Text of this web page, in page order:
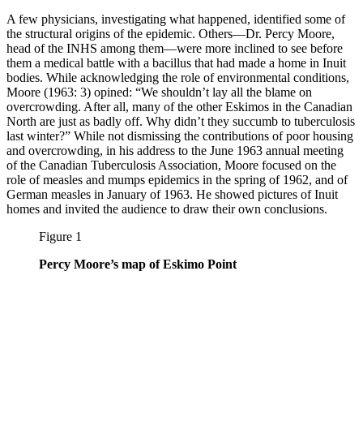
A few physicians, investigating what happened, identified some of
the structural origins of the epidemic. Others—Dr. Percy Moore,
head of the INHS among them—were more inclined to see before
them a medical battle with a bacillus that had made a home in Inuit
bodies. While acknowledging the role of environmental conditions,
Moore (1963: 3) opined: “We shouldn’t lay all the blame on
overcrowding. After all, many of the other Eskimos in the Canadian
North are just as badly off. Why didn’t they succumb to tuberculosis
last winter?” While not dismissing the contributions of poor housing
and overcrowding, in his address to the June 1963 annual meeting
of the Canadian Tuberculosis Association, Moore focused on the
role of measles and mumps epidemics in the spring of 1962, and of
German measles in January of 1963. He showed pictures of Inuit
homes and invited the audience to draw their own conclusions.
Figure 1
Percy Moore’s map of Eskimo Point